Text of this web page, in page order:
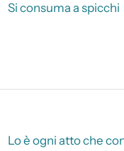
Si consuma a spicchi
Lo è ogni atto che